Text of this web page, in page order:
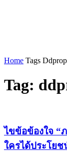
Home Tags
Tag:
ไขข้อข้องใจ “
ใครได้ประโยช